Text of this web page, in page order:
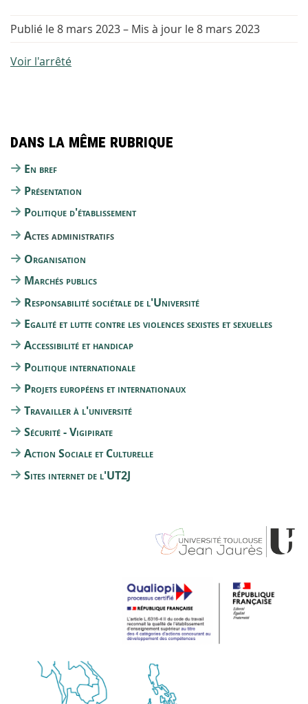
Publié le 8 mars 2023– Mis à jour le 8 mars 2023
Voir l'arrêté
Dans la même rubrique
En bref
Présentation
Politique d'établissement
Actes administratifs
Organisation
Marchés publics
Responsabilité sociétale de l'Université
Egalité et lutte contre les violences sexistes et sexuelles
Accessibilité et handicap
Politique internationale
Projets européens et internationaux
Travailler à l'université
Sécurité - Vigipirate
Action Sociale et Culturelle
Sites internet de l'UT2J